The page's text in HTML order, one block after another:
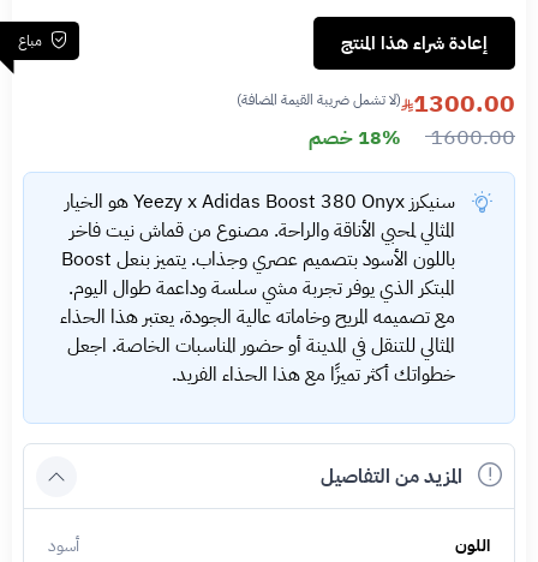
مباع إعادة شراء هذا المنتج
1300.00 (لا تشمل ضريبة القيمة المضافة)
1600.00 18% خصم
سنيكرز Yeezy x Adidas Boost 380 Onyx هو الخيار
المثالي لمحبي الأناقة والراحة. مصنوع من قماش نيت فاخر
باللون الأسود بتصميم عصري وجذاب. يتميز بنعل Boost
المبتكر الذي يوفر تجربة مشي سلسة وداعمة طوال اليوم.
مع تصميمه المريح وخاماته عالية الجودة، يعتبر هذا الحذاء
المثالي للتنقل في المدينة أو حضور المناسبات الخاصة. اجعل
خطواتك أكثر تميزًا مع هذا الحذاء الفريد.
المزيد من التفاصيل
اللون
أسود